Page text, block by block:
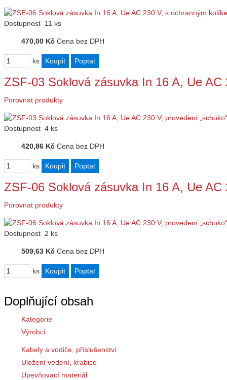
Dostupnost 11 ks
470,00 Kč Cena bez DPH
ks
ZSF-03 Soklová zásuvka In 16 A, Ue
Porovnat produkty
Dostupnost 4 ks
420,86 Kč Cena bez DPH
ks
ZSF-06 Soklová zásuvka In 16 A, Ue
Porovnat produkty
Dostupnost 2 ks
509,63 Kč Cena bez DPH
ks
Doplňující obsah
Kategorie
Výrobci
Kabely a vodiče, příslušenství
Uložení vedení, krabice
Upevňovací materiál